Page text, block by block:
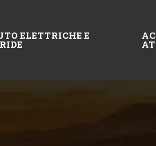
ELETTRICHE E